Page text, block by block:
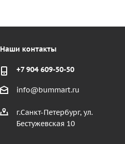
Наши контакты
+7 904 609-50-50
info@bummart.ru
г.Санкт-Петербург, ул.
Бестужевская 10